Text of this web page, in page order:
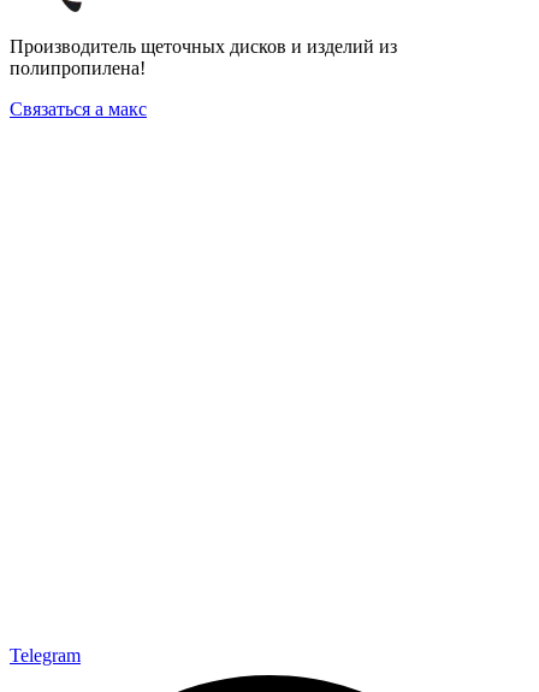
Производитель щеточных дисков и изделий из
полипропилена!
Связаться а макс
Telegram